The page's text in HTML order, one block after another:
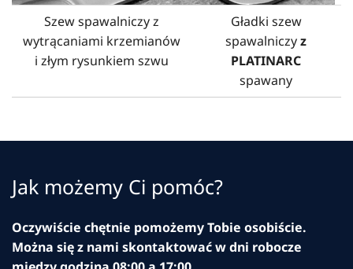
Szew spawalniczy z
wytrącaniami krzemianów
i złym rysunkiem szwu
Gładki szew
spawalniczyz
PLATINARC
spawany
Jak możemy Ci pomóc?
Oczywiście chętnie pomożemy Tobie osobiście.
Można się z nami skontaktować w dni robocze